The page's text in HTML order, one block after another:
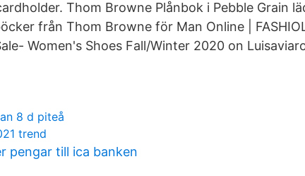
Thom Browne Plånbok i Pebble Grain
från Thom Browne för Man Online |
Women's Shoes Fall/Winter 2020 on
8 d piteå
trend
pengar till ica banken